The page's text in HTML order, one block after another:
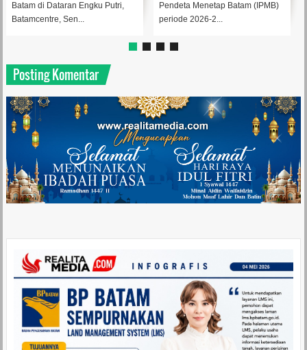
Batam di Dataran Engku Putri,
Batamcentre, Sen...
Pendeta Menetap Batam (IPMB)
periode 2026-2...
Posting Komentar